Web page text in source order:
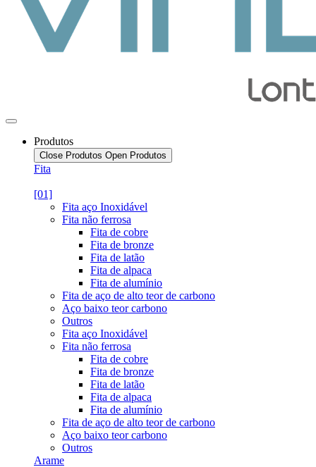
Produtos
Close Produtos Open Produtos
Fita
[01]
Fita aço Inoxidável
Fita não ferrosa
Fita de cobre
Fita de bronze
Fita de latão
Fita de alpaca
Fita de alumínio
Fita de aço de alto teor de carbono
Aço baixo teor carbono
Outros
Fita aço Inoxidável
Fita não ferrosa
Fita de cobre
Fita de bronze
Fita de latão
Fita de alpaca
Fita de alumínio
Fita de aço de alto teor de carbono
Aço baixo teor carbono
Outros
Arame